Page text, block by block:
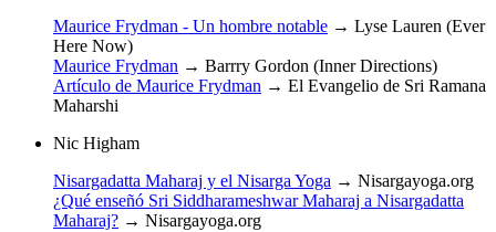
Maurice Frydman - Un hombre notable → Lyse Lauren (Ever
Here Now)
Maurice Frydman → Barrry Gordon (Inner Directions)
Artículo de Maurice Frydman → El Evangelio de Sri Ramana
Maharshi
Nic Higham
Nisargadatta Maharaj y el Nisarga Yoga → Nisargayoga.org
¿Qué enseñó Sri Siddharameshwar Maharaj a Nisargadatta
Maharaj? → Nisargayoga.org